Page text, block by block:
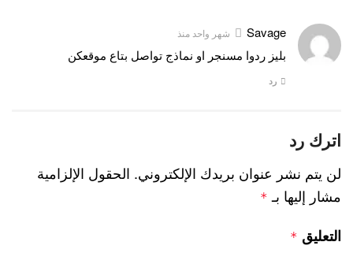
Savage شهر واحد منذ
بليز ردوا مسنجر او نماذج تواصل بتاع موقعكن
رد
اترك رد
لن يتم نشر عنوان بريدك الإلكتروني. الحقول الإلزامية
مشار إليها بـ *
التعليق *